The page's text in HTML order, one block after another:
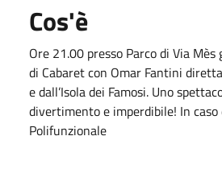
Cos'è
Ore 21.00 presso Parco di Via
di Cabaret con Omar Fantini
e dall’Isola dei Famosi. Uno
divertimento e imperdibile! In caso
Polifunzionale